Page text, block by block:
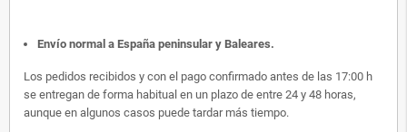
Envío normal a España peninsular y Baleares.
Los pedidos recibidos y con el pago confirmado antes de las 17:00 h
se entregan de forma habitual en un plazo de entre 24 y 48 horas,
aunque en algunos casos puede tardar más tiempo.